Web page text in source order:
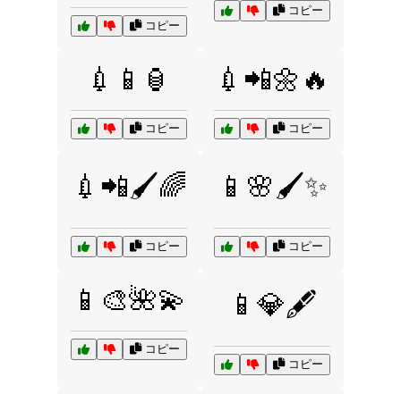
コピー
コピー
💉📱🏮
コピー
💉📲🌼🔥
コピー
💉📲🖌️🌈
コピー
📱🌸🖌️✨
コピー
📱🎨🌺💫
コピー
📱💎🖋️
コピー